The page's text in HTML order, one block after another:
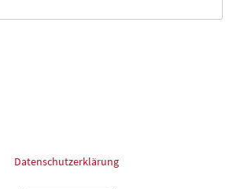
Datenschutzerklärung